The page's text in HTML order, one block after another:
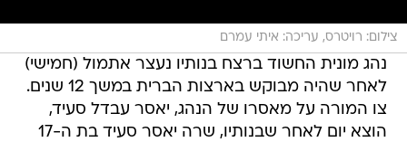
צילום: רויטרס, עריכה: איתי עמרם
נהג מונית החשוד ברצח בנותיו נעצר אתמול (חמישי)
לאחר שהיה מבוקש בארצות הברית במשך 12 שנים.
צו המורה על מאסרו של הנהג, יאסר עבדל סעיד,
הוצא יום לאחר שבנותיו, שרה יאסר סעיד בת ה-17